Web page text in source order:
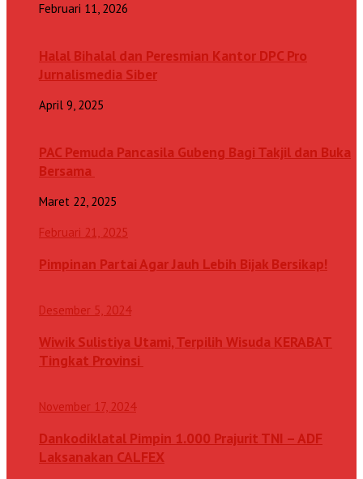
Februari 11, 2026
Halal Bihalal dan Peresmian Kantor DPC Pro
Jurnalismedia Siber
April 9, 2025
PAC Pemuda Pancasila Gubeng Bagi Takjil dan Buka
Bersama
Maret 22, 2025
Februari 21, 2025
Pimpinan Partai Agar Jauh Lebih Bijak Bersikap!
Desember 5, 2024
Wiwik Sulistiya Utami, Terpilih Wisuda KERABAT
Tingkat Provinsi
November 17, 2024
Dankodiklatal Pimpin 1.000 Prajurit TNI – ADF
Laksanakan CALFEX